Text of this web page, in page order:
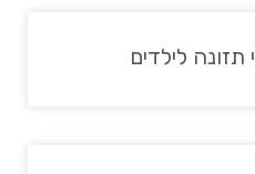
תזונה לילדים